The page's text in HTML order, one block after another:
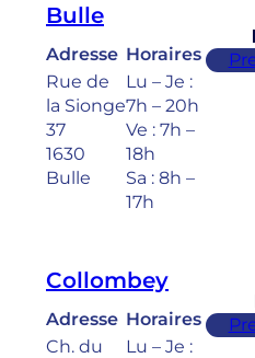
Bulle
Adresse
Rue de
la Sionge
37
1630
Bulle
Horaires
Lu – Je :
7h – 20h
Ve : 7h –
18h
Sa : 8h –
17h
Collombey
Adresse
Ch. du
Horaires
Lu – Je :